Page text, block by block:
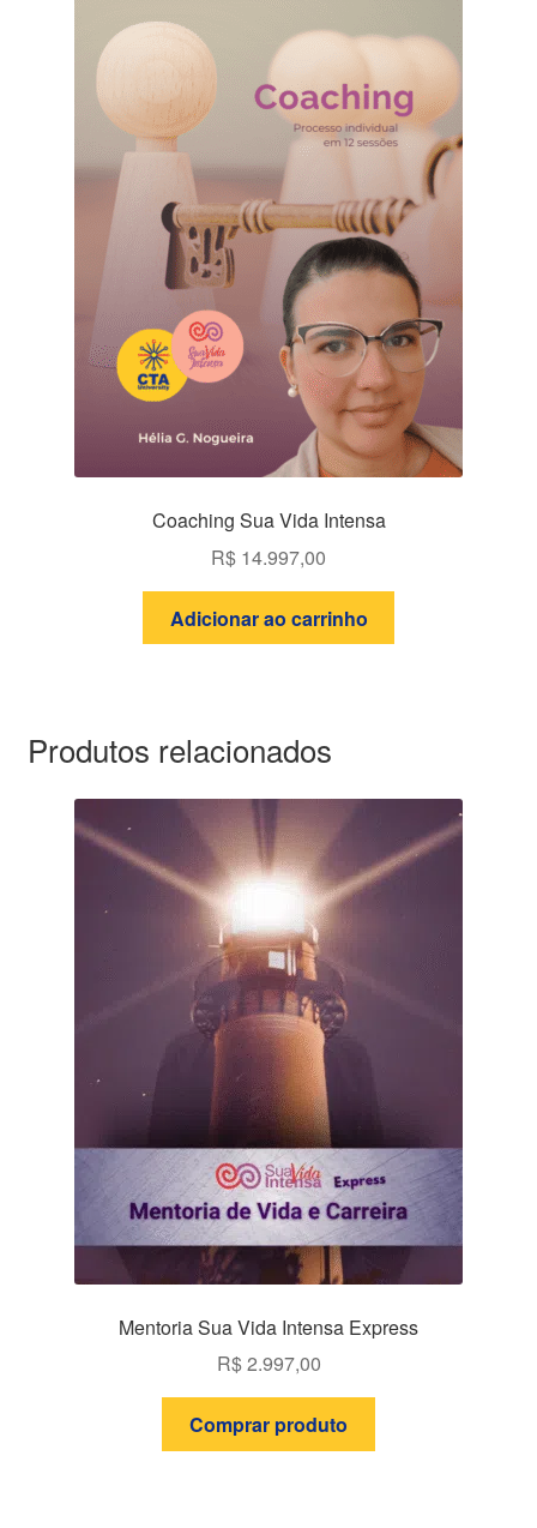
Coaching Sua Vida Intensa
R$ 14.997,00
Adicionar ao carrinho
Produtos relacionados
Mentoria Sua Vida Intensa Express
R$2.997,00
Comprar produto